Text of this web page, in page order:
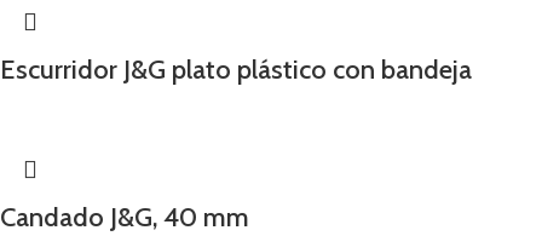
Escurridor J&G plato plástico con bandeja
Candado J&G, 40 mm